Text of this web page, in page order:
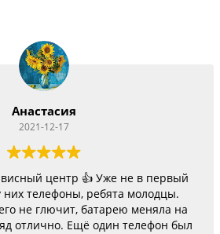
Анастасия
2021-12-17
центр 👍 Уже не в первый
телефоны, ребята молодцы.
не глючит, батарею меняла на
отлично. Ещё один телефон был